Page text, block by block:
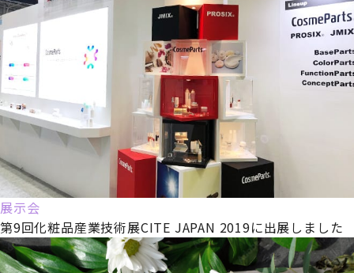
展示会
第9回化粧品産業技術展CITE JAPAN 2019に出展しました